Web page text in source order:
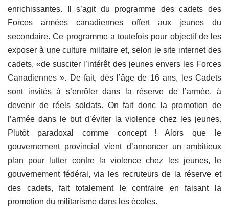
enrichissantes. Il s’agit du programme des cadets des
Forces armées canadiennes offert aux jeunes du
secondaire. Ce programme a toutefois pour objectif de les
exposer à une culture militaire et, selon le site internet des
cadets, «de susciter l’intérêt des jeunes envers les Forces
Canadiennes ». De fait, dès l’âge de 16 ans, les Cadets
sont invités à s’enrôler dans la réserve de l’armée, à
devenir de réels soldats. On fait donc la promotion de
l’armée dans le but d’éviter la violence chez les jeunes.
Plutôt paradoxal comme concept ! Alors que le
gouvernement provincial vient d’annoncer un ambitieux
plan pour lutter contre la violence chez les jeunes, le
gouvernement fédéral, via les recruteurs de la réserve et
des cadets, fait totalement le contraire en faisant la
promotion du militarisme dans les écoles.